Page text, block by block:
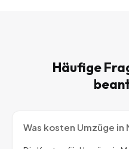
Häufige
Was kosten Umzüge in